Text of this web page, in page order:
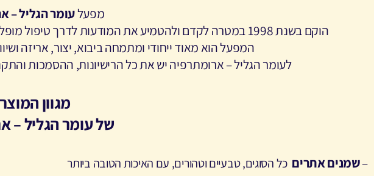
מפעלעומר הגליל –
הוקם בשנת 1998 במטרה לקדם ולהטמיע את המודעות לדרך טיפול מופלאה הקיימת משחר ההיסטוריה האנושית
המפעל הוא מאוד ייחודי ומתמחה ביבוא, יצור, אריזה
לעומר הגליל – ארומתרפיה יש את כל הרישיונות, ההסמכות
מגוון
של עומר הגליל –
–שמנים אתרים כל הסוגים, טבעיים וטהורים, עם האיכות הטובה ביותר